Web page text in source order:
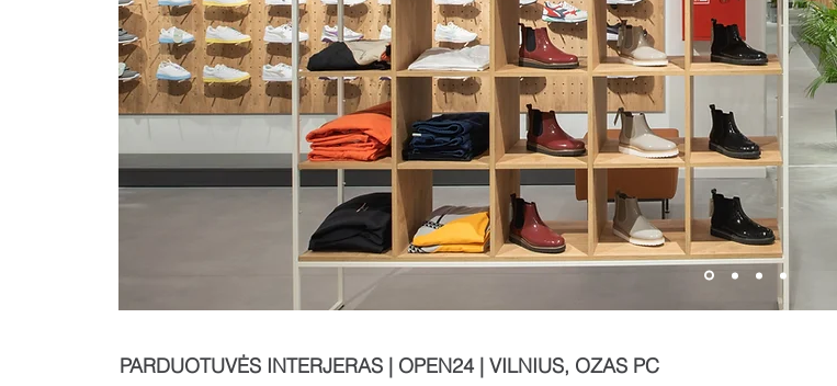
PARDUOTUVĖS INTERJERAS | OPEN24 | VILNIUS, OZAS PC